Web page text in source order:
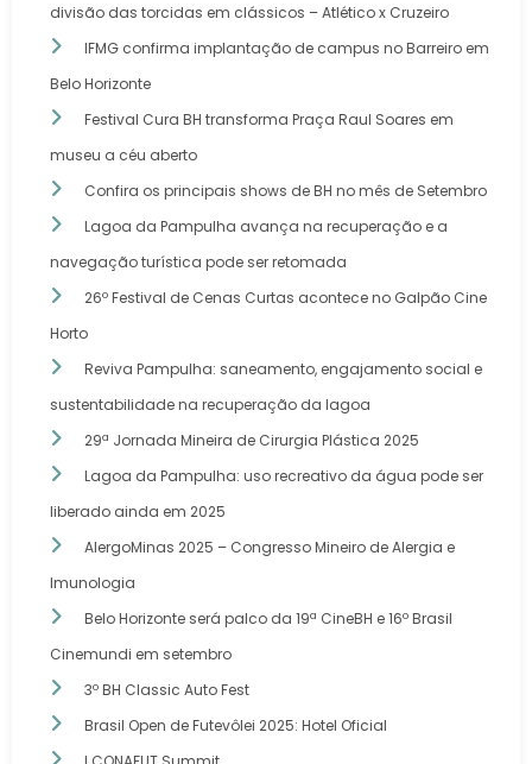
divisão das torcidas em clássicos – Atlético x Cruzeiro
IFMG confirma implantação de campus no Barreiro em
Belo Horizonte
Festival Cura BH transforma Praça Raul Soares em
museu a céu aberto
Confira os principais shows de BH no mês de Setembro
Lagoa da Pampulha avança na recuperação e a
navegação turística pode ser retomada
26º Festival de Cenas Curtas acontece no Galpão Cine
Horto
Reviva Pampulha: saneamento, engajamento social e
sustentabilidade na recuperação da lagoa
29ª Jornada Mineira de Cirurgia Plástica 2025
Lagoa da Pampulha: uso recreativo da água pode ser
liberado ainda em 2025
AlergoMinas 2025 – Congresso Mineiro de Alergia e
Imunologia
Belo Horizonte será palco da 19ª CineBH e 16º Brasil
Cinemundi em setembro
3º BH Classic Auto Fest
Brasil Open de Futevôlei 2025: Hotel Oficial